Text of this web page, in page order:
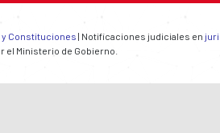
Constituciones | Notificaciones judiciales en
el Ministerio de Gobierno.